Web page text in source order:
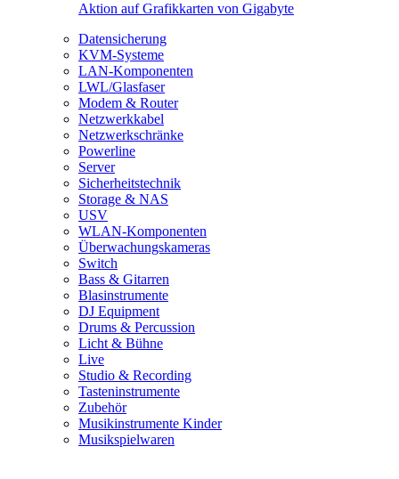
Aktion auf Grafikkarten von Gigabyte
Datensicherung
KVM-Systeme
LAN-Komponenten
LWL/Glasfaser
Modem & Router
Netzwerkkabel
Netzwerkschränke
Powerline
Server
Sicherheitstechnik
Storage & NAS
USV
WLAN-Komponenten
Überwachungskameras
Switch
Bass & Gitarren
Blasinstrumente
DJ Equipment
Drums & Percussion
Licht & Bühne
Live
Studio & Recording
Tasteninstrumente
Zubehör
Musikinstrumente Kinder
Musikspielwaren